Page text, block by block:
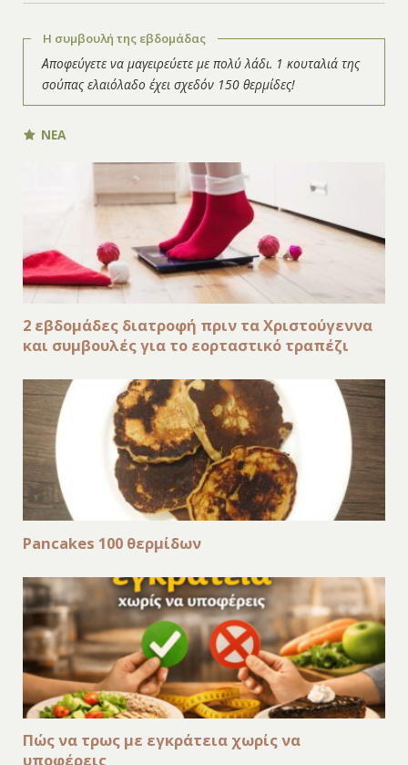
Η συμβουλή της εβδομάδας
Αποφεύγετε να μαγειρεύετε με πολύ λάδι. 1 κουταλιά της
σούπας ελαιόλαδο έχει σχεδόν 150 θερμίδες!
ΝΕΑ
2 εβδομάδες διατροφή πριν τα Χριστούγεννα
και συμβουλές για το εορταστικό τραπέζι
Pancakes 100 θερμίδων
Πώς να τρως με εγκράτεια χωρίς να
υποφέρεις